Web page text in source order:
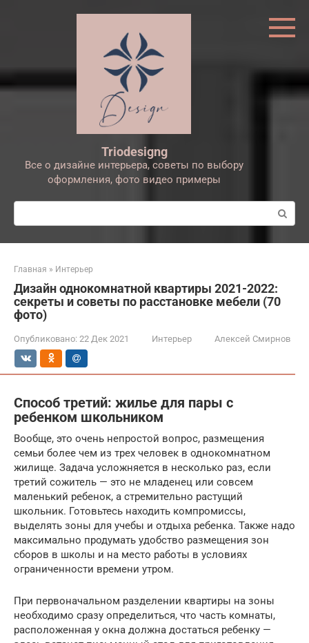
Triodesigng
Все о дизайне интерьера, советы по выбору
оформления, фото видео примеры
Поиск:
Главная » Интерьер
Дизайн однокомнатной квартиры 2021-2022:
секреты и советы по расстановке мебели (70
фото)
Опубликовано: 22 Дек 2021 Интерьер Алексей Смирнов
Способ третий: жилье для пары с
ребенком школьником
Вообще, это очень непростой вопрос, размещения
семьи более чем из трех человек в однокомнатном
жилище. Задача усложняется в несколько раз, если
третий сожитель — это не младенец или совсем
маленький ребенок, а стремительно растущий
школьник. Готовьтесь находить компромиссы,
выделять зоны для учебы и отдыха ребенка. Также надо
максимально продумать удобство размещения зон
сборов в школы и на место работы в условиях
ограниченности времени утром.
При первоначальном разделении квартиры на зоны
необходимо сразу определиться, что часть комнаты,
расположенная у окна должна достаться ребенку —